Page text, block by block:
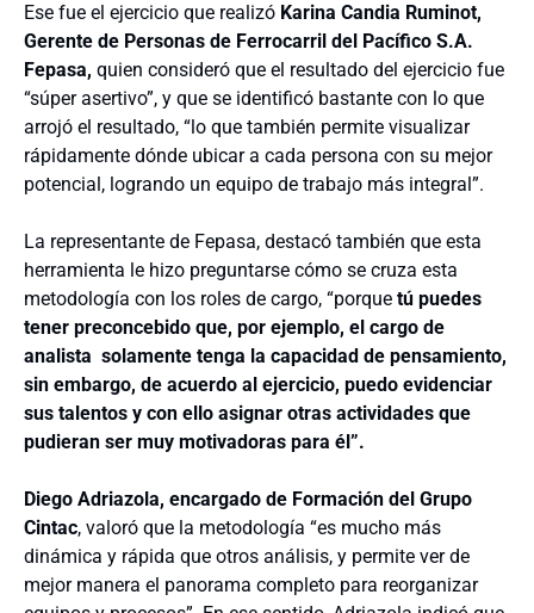
Ese fue el ejercicio que realizó Karina Candia Ruminot,
Gerente de Personas de Ferrocarril del Pacífico S.A.
Fepasa, quien consideró que el resultado del ejercicio fue
“súper asertivo”, y que se identificó bastante con lo que
arrojó el resultado, “lo que también permite visualizar
rápidamente dónde ubicar a cada persona con su mejor
potencial, logrando un equipo de trabajo más integral”.
La representante de Fepasa, destacó también que esta
herramienta le hizo preguntarse cómo se cruza esta
metodología con los roles de cargo, “porque tú puedes
tener preconcebido que, por ejemplo, el cargo de
analista solamente tenga la capacidad de pensamiento,
sin embargo, de acuerdo al ejercicio, puedo evidenciar
sus talentos y con ello asignar otras actividades que
pudieran ser muy motivadoras para él”.
Diego Adriazola, encargado de Formación del Grupo
Cintac, valoró que la metodología “es mucho más
dinámica y rápida que otros análisis, y permite ver de
mejor manera el panorama completo para reorganizar